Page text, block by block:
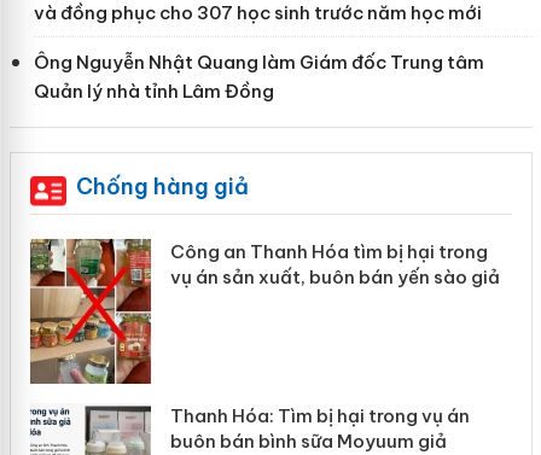
và đồng phục cho 307 học sinh trước năm học mới
Ông Nguyễn Nhật Quang làm Giám đốc Trung tâm
Quản lý nhà tỉnh Lâm Đồng
Chống hàng giả
Lào Cai xử lý 83 vụ vi phạm thương
mại trong tháng 7
Hưng Yên: Xử lý 6 hộ kinh doanh bán
hàng giả mạo nhãn hiệu Adidas, Nike